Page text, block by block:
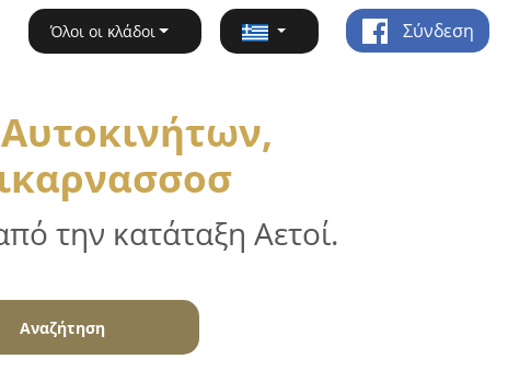
Όλοι οι κλάδοι Σύνδεση
την κατάταξη Αετοί.
Αναζήτηση